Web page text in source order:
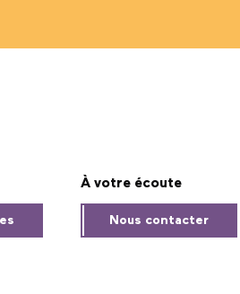
À votre écoute
Nous contacter